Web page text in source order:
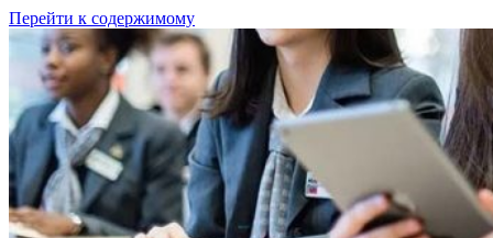
Перейти к содержимому